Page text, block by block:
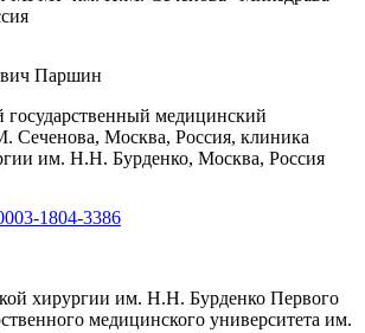
Паршин
медицинский
Сеченова, Москва, Россия, клиника
им. Н.Н. Бурденко, Москва, Россия
1804-3386
хирургии им. Н.Н. Бурденко Первого
медицинского университета им.